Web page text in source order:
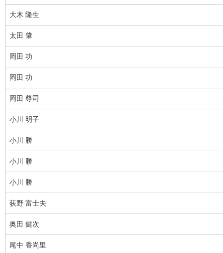
大木 隆生
太田 肇
岡田 功
岡田 功
岡田 尊司
小川 明子
小川 勝
小川 勝
小川 勝
荻野 富士夫
奥田 健次
尾中 香尚里